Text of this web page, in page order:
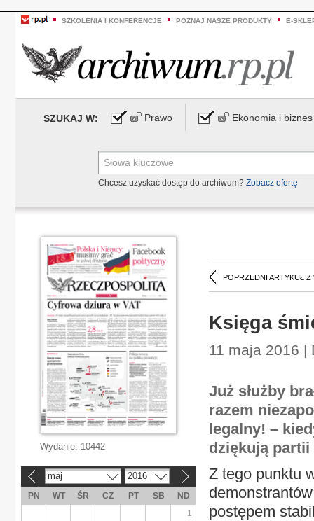
SZKOLENIA I KONFERENCJE POZNAJ NASZE PRODUKTY E-
SZUKAJ W: Prawo Ekonomia i biznes
Chcesz uzyskać dostęp do archiwum? Zobacz ofertę
POPRZEDNI ARTYKUŁ Z
Księga
11 maja 2016 |
Już służby
razem
legalny! –
dziękują partii
Z tego punktu
postępem
Wydanie: 10442
maj 2016
PN WT ŚR CZ PT SB
ND
1